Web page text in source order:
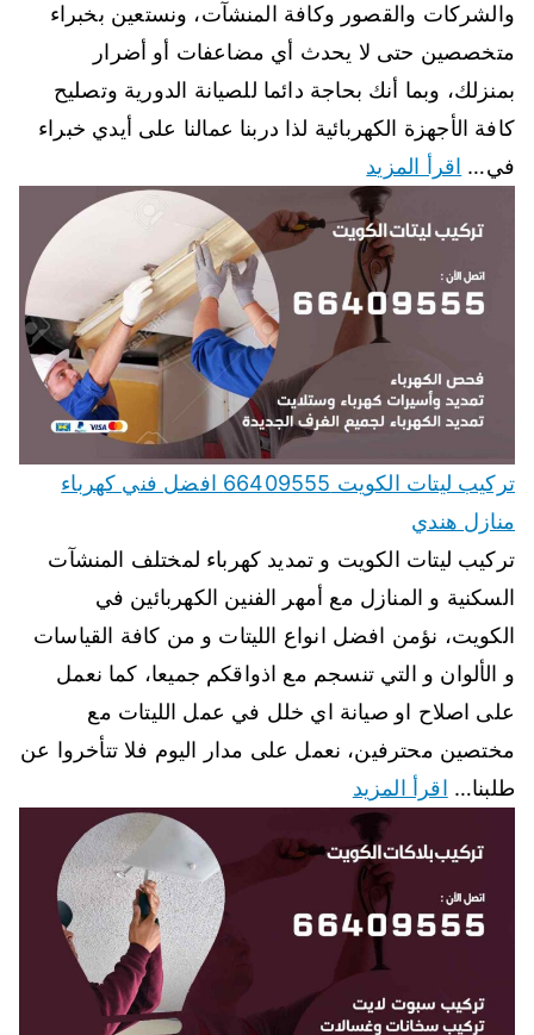
والشركات والقصور وكافة المنشآت، ونستعين بخبراء
متخصصين حتى لا يحدث أي مضاعفات أو أضرار
بمنزلك، وبما أنك بحاجة دائما للصيانة الدورية وتصليح
كافة الأجهزة الكهربائية لذا دربنا عمالنا على أيدي خبراء
في… اقرأ المزيد
تركيب ليتات الكويت 66409555 افضل فني كهرباء
منازل هندي
تركيب ليتات الكويت و تمديد كهرباء لمختلف المنشآت
السكنية و المنازل مع أمهر الفنين الكهربائين في
الكويت، نؤمن افضل انواع الليتات و من كافة القياسات
و الألوان و التي تنسجم مع اذواقكم جميعا، كما نعمل
على اصلاح او صيانة اي خلل في عمل الليتات مع
مختصين محترفين، نعمل على مدار اليوم فلا تتأخروا عن
طلبنا… اقرأ المزيد